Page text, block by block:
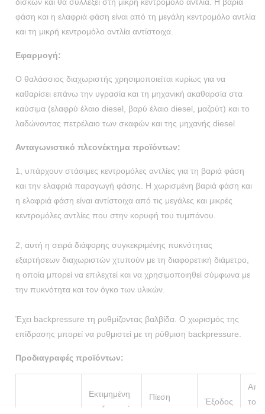
φάση και η ελαφριά φάση είναι από τη μεγάλη κεντρομόλο αντλία
και τη μικρή κεντρομόλο αντλία αντίστοιχα.
Εφαρμογή:
Ο θαλάσσιος διαχωριστής χρησιμοποιείται κυρίως για να
καθαρίσει επάνω την υγρασία και τη μηχανική ακαθαρσία στα
καύσιμα (ελαφρύ έλαιο diesel, βαρύ έλαιο diesel, μαζούτ) και το
λαδώνοντας πετρέλαιο των σκαφών και της μηχανής diesel
Ανταγωνιστικό πλεονέκτημα προϊόντων:
1, υπάρχουν στάσιμες κεντρομόλες αντλίες για τη βαριά φάση
και την ελαφριά παραγωγή φάσης. Η χωρισμένη βαριά φάση και
η ελαφριά φάση είναι αντίστοιχα από τις μεγάλες και μικρές
κεντρομόλες αντλίες που στην κορυφή του τυμπάνου.
2, αυτή η σειρά διάφορης συγκεκριμένης πυκνότητας
εξαρτήσεων διαχωριστών χτυπούν με τη διαφορετική διάμετρο,
η οποία μπορεί να επιλεχτεί και να χρησιμοποιηθεί σύμφωνα με
την πυκνότητα και τον όγκο των υλικών.
Έχει backpressure τη ρυθμίζοντας βαλβίδα. Ο χωρισμός της
επίδρασης μπορεί να ρυθμιστεί με τη ρύθμιση backpressure.
Προδιαγραφές προϊόντων:
Εκτιμημένη
επεξεργασία
Πίεση
Έξοδος
το